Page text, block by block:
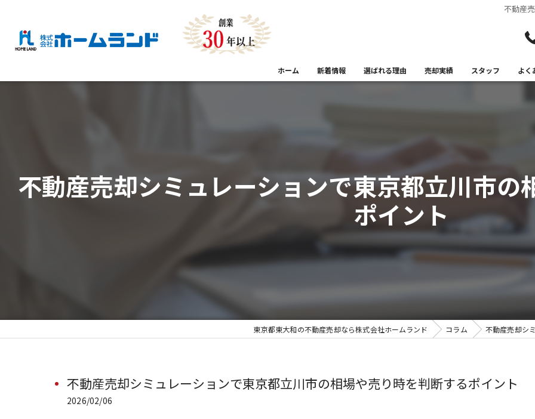
不動産
ホーム 新着情報 選ばれる理由 売却実績 スタッフ よく
不動産売却シミュレーションで東京都立川市の
ポイント
東京都東大和の不動産売却なら株式会社ホームランド コラム 不動産売却シ
不動産売却シミュレーションで東京都立川市の相場や売り時を判断するポイント
2026/02/06